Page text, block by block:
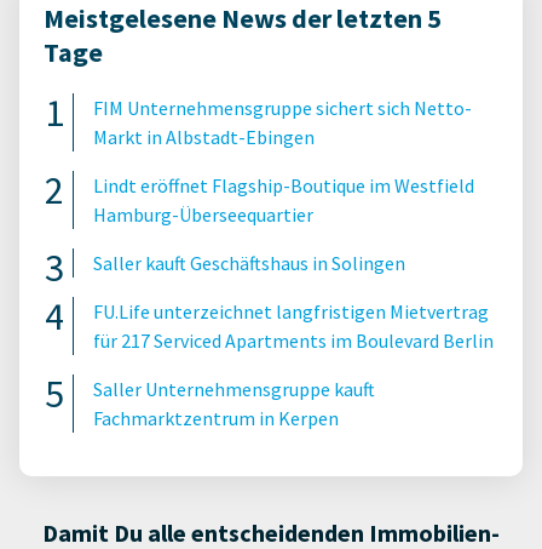
Meistgelesene News der letzten 5
Tage
FIM Unternehmensgruppe sichert sich Netto-
Markt in Albstadt-Ebingen
Lindt eröffnet Flagship-Boutique im Westfield
Hamburg-Überseequartier
Saller kauft Geschäftshaus in Solingen
FU.Life unterzeichnet langfristigen Mietvertrag
für 217 Serviced Apartments im Boulevard Berlin
Saller Unternehmensgruppe kauft
Fachmarktzentrum in Kerpen
Damit Du alle entscheidenden Immobilien-